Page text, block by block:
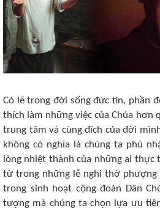
Có lẽ trong đời sống đức tin, phần
thích làm những việc của Chúa hơn
trung tâm và cùng đích của đời
không có nghĩa là chúng ta phủ
lòng nhiệt thành của những ai thực
từ trong những lễ nghi thờ phượng
trong sinh hoạt cộng đoàn Dân
tượng mà chúng ta chọn lựa ưu